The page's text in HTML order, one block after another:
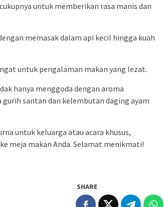
untuk memberikan rasa manis dan
memasak dalam api kecil hingga kuah
untuk pengalaman makan yang lezat.
hanya menggoda dengan aroma
santan dan kelembutan daging ayam
untuk keluarga atau acara khusus,
meja makan Anda. Selamat menikmati!
SHARE